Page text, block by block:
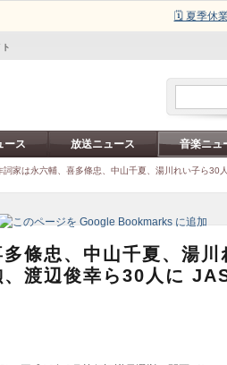
🗓️ 夏季休
ース 放送ニュース 音楽ニュ
詞家は永六輔、喜多條忠、中山千夏、湯川れい子ら30
條忠、中山千夏、湯
渡辺俊幸ら30人に